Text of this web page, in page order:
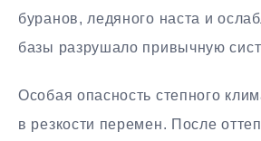
буранов, ледяного наста и
базы разрушало привычную
Особая опасность степного
в резкости перемен. После